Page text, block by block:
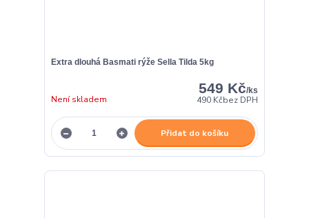
Extra dlouhá Basmati rýže Sella Tilda 5kg
549 Kč/ks
490 Kčbez DPH
Není skladem
Přidat do košíku